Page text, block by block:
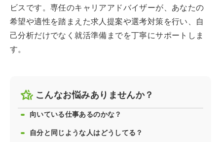
ビスです。専任のキャリアアドバイザーが、あなたの
希望や適性を踏まえた求人提案や選考対策を行い、自
己分析だけでなく就活準備までを丁寧にサポートしま
す。
こんなお悩みありませんか？
向いている仕事あるのかな？
自分と同じような人はどうしてる？